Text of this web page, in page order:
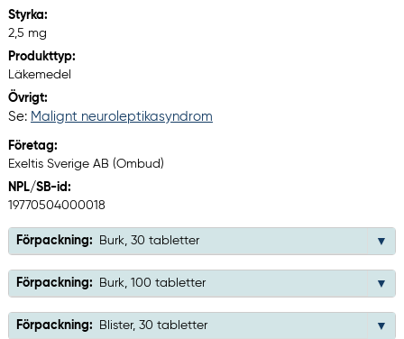
Styrka:
2,5 mg
Produkttyp:
Läkemedel
Övrigt:
Se: Malignt neuroleptikasyndrom
Företag:
Exeltis Sverige AB (Ombud)
NPL/SB-id:
19770504000018
Förpackning: Burk, 30 tabletter
Förpackning: Burk, 100 tabletter
Förpackning: Blister, 30 tabletter